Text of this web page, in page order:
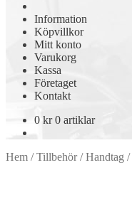
Information
Köpvillkor
Mitt konto
Varukorg
Kassa
Företaget
Kontakt
0 kr 0 artiklar
Hem /Tillbehör/Handtag /